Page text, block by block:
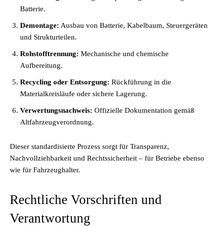
Batterie.
Demontage: Ausbau von Batterie, Kabelbaum, Steuergeräten
und Strukturteilen.
Rohstofftrennung: Mechanische und chemische
Aufbereitung.
Recycling oder Entsorgung: Rückführung in die
Materialkreisläufe oder sichere Lagerung.
Verwertungsnachweis: Offizielle Dokumentation gemäß
Altfahrzeugverordnung.
Dieser standardisierte Prozess sorgt für Transparenz,
Nachvollziehbarkeit und Rechtssicherheit – für Betriebe ebenso
wie für Fahrzeughalter.
Rechtliche Vorschriften und
Verantwortung